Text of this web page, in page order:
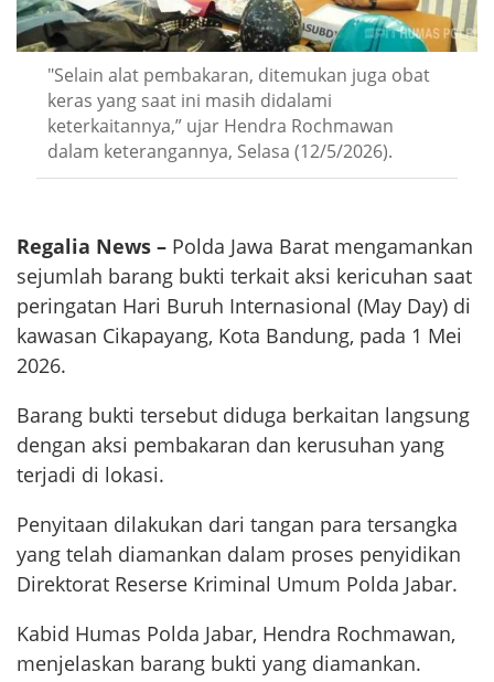
"Selain alat pembakaran, ditemukan juga obat
keras yang saat ini masih didalami
keterkaitannya,” ujar Hendra Rochmawan
dalam keterangannya, Selasa (12/5/2026).
Regalia News – Polda Jawa Barat mengamankan
sejumlah barang bukti terkait aksi kericuhan saat
peringatan Hari Buruh Internasional (May Day) di
kawasan Cikapayang, Kota Bandung, pada 1 Mei
2026.
Barang bukti tersebut diduga berkaitan langsung
dengan aksi pembakaran dan kerusuhan yang
terjadi di lokasi.
Penyitaan dilakukan dari tangan para tersangka
yang telah diamankan dalam proses penyidikan
Direktorat Reserse Kriminal Umum Polda Jabar.
Kabid Humas Polda Jabar, Hendra Rochmawan,
menjelaskan barang bukti yang diamankan.